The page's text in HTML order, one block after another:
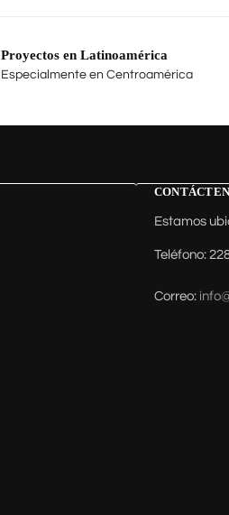
Proyectos en Latinoamérica
Especialmente en Centroamérica
Estamos
Teléfono:
Correo: